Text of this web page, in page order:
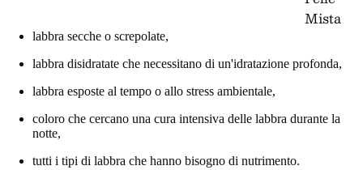
Mista
labbra secche o screpolate,
labbra disidratate che necessitano di un'idratazione profonda,
labbra esposte al tempo o allo stress ambientale,
coloro che cercano una cura intensiva delle labbra durante la
notte,
tutti i tipi di labbra che hanno bisogno di nutrimento.